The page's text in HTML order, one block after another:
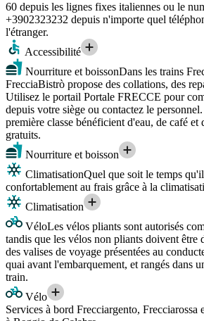
60 depuis les lignes fixes italiennes ou le
+3902323232 depuis n'importe quel
l'étranger.
Accessibilité
Nourriture et boissonDans les trains
FrecciaBistrò propose des collations, des
Utilisez le portail Portale FRECCE pour
depuis votre siège ou contactez le
première classe bénéficient d'eau, de café
gratuits.
Nourriture et boisson
ClimatisationQuel que soit le temps
confortablement au frais grâce à la
Climatisation
VéloLes vélos pliants sont autorisés
tandis que les vélos non pliants doivent être
des valises de voyage présentées au
quai avant l'embarquement, et rangés dans
train.
Vélo
Services à bord Frecciargento, Frecciarossa